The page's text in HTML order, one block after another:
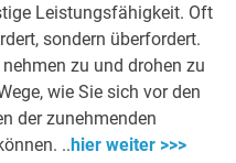
Leistungsfähigkeit. Oft
sondern überfordert.
zu und drohen zu
wie Sie sich vor den
der zunehmenden
.. hier weiter >>>